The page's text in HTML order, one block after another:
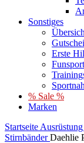
Sonstiges
Erste
% Sale %
Marken
Startseite
Stirnbänder Daehlie